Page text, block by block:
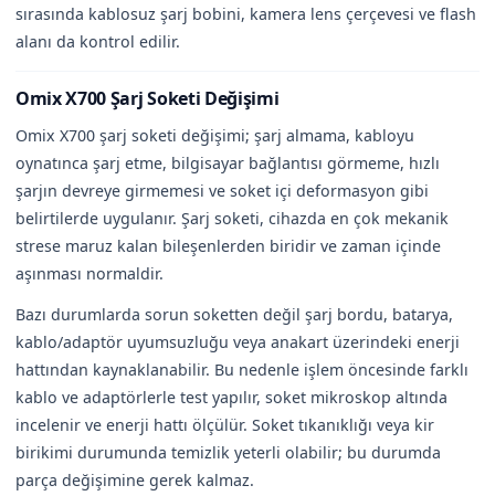
sırasında kablosuz şarj bobini, kamera lens çerçevesi ve flash
alanı da kontrol edilir.
Omix X700 Şarj Soketi Değişimi
Omix X700 şarj soketi değişimi; şarj almama, kabloyu
oynatınca şarj etme, bilgisayar bağlantısı görmeme, hızlı
şarjın devreye girmemesi ve soket içi deformasyon gibi
belirtilerde uygulanır. Şarj soketi, cihazda en çok mekanik
strese maruz kalan bileşenlerden biridir ve zaman içinde
aşınması normaldir.
Bazı durumlarda sorun soketten değil şarj bordu, batarya,
kablo/adaptör uyumsuzluğu veya anakart üzerindeki enerji
hattından kaynaklanabilir. Bu nedenle işlem öncesinde farklı
kablo ve adaptörlerle test yapılır, soket mikroskop altında
incelenir ve enerji hattı ölçülür. Soket tıkanıklığı veya kir
birikimi durumunda temizlik yeterli olabilir; bu durumda
parça değişimine gerek kalmaz.